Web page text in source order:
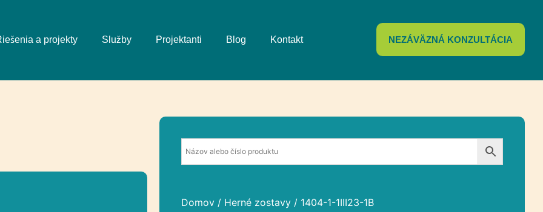
a projekty Služby Projektanti Blog Kontakt NEZÁVÄZNÁ KONZULTÁCIA
Domov/ Herné zostavy/ 1404-1-1III23-1B